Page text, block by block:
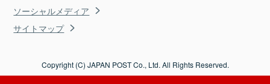
ソーシャルメディア
サイトマップ
Copyright (C) JAPAN POST Co., Ltd. All Rights Reserved.